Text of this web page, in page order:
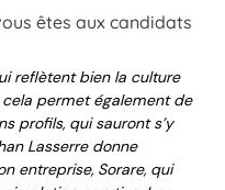
êtes aux candidats
reflètent bien la culture
cela permet également de
profils, qui sauront s’y
Lasserre donne
entreprise, Sorare, qui